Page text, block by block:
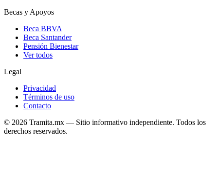
Becas y Apoyos
Beca BBVA
Beca Santander
Pensión Bienestar
Ver todos
Legal
Privacidad
Términos de uso
Contacto
© 2026 Tramita.mx — Sitio informativo independiente. Todos los
derechos reservados.